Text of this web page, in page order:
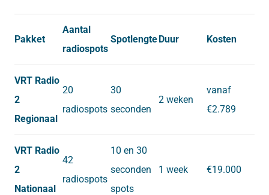
Pakket
Aantal
radiospots
SpotlengteDuur Kosten
VRT Radio
2
Regionaal
20
radiospots
30
seconden
2 weken
vanaf
€2.789
VRT Radio
2
Nationaal
42
radiospots
10 en 30
seconden
spots
1 week €19.000